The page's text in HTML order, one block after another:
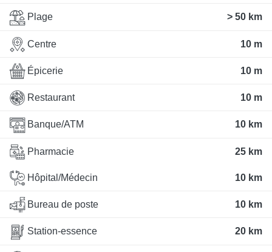
Plage > 50 km
Centre 10 m
Épicerie 10 m
Restaurant 10 m
Banque/ATM 10 km
Pharmacie 25 km
Hôpital/Médecin 10 km
Bureau de poste 10 km
Station-essence 20 km